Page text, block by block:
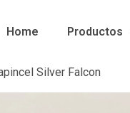
Home Productos
Silver Falcon